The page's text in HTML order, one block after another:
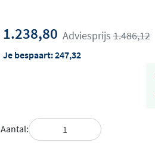
1.238,80 Adviesprijs 1.486,12
Je bespaart:247,32
Aantal: